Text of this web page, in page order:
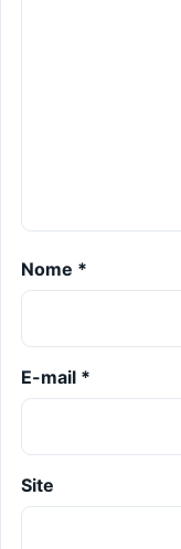
Nome *
E-mail *
Site